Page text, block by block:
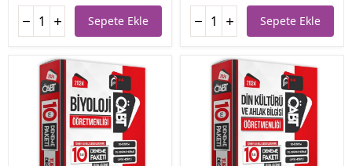
Sepete Ekle Sepete Ekle